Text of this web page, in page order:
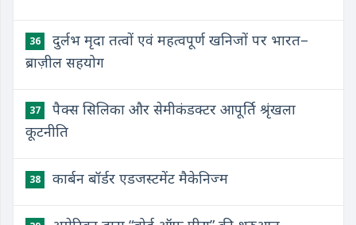
36
दुर्लभ मृदा तत्वों एवं महत्वपूर्ण खनिजों पर भारत–
ब्राज़ील सहयोग
37
पैक्स सिलिका और सेमीकंडक्टर आपूर्ति श्रृंखला
कूटनीति
38 कार्बन बॉर्डर एडजस्टमेंट मैकेनिज्म